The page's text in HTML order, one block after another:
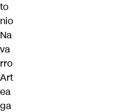
to
nio
Na
va
rro
Art
ea
ga